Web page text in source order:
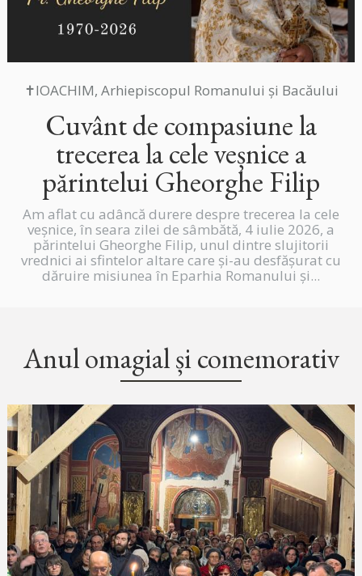
✝IOACHIM, Arhiepiscopul Romanului și Bacăului
Cuvânt de compasiune la
trecerea la cele veșnice a
părintelui Gheorghe Filip
Am aflat cu adâncă durere despre trecerea la cele
veșnice, în seara zilei de sâmbătă, 4 iulie 2026, a
părintelui Gheorghe Filip, unul dintre slujitorii
vrednici ai sfintelor altare care și-au desfășurat cu
dăruire misiunea în Eparhia Romanului și...
Anul omagial și comemorativ